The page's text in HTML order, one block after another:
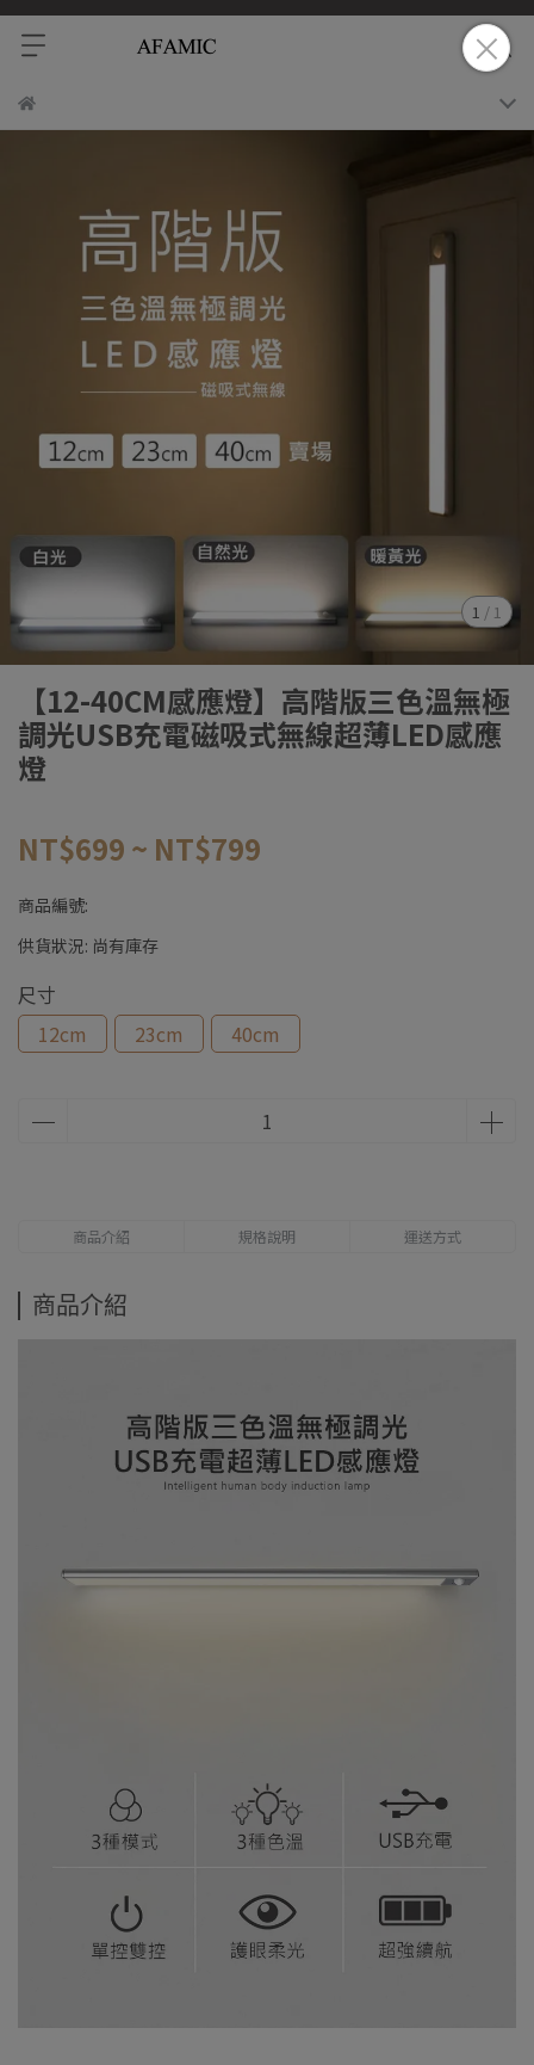
1 / 1
【12-40CM感應燈】高階版三色溫無極
調光USB充電磁吸式無線超薄LED感應
燈
NT$699 ~ NT$799
商品編號:
供貨狀況: 尚有庫存
尺寸
12cm
23cm 40cm
商品介紹 規格說明 運送方式
商品介紹